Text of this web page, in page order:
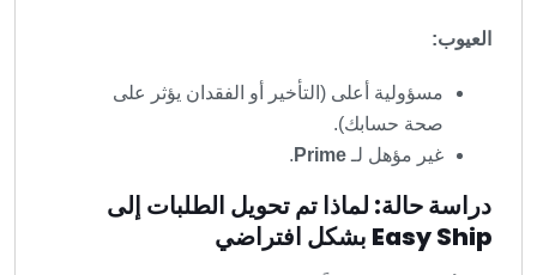
العيوب:
مسؤولية أعلى (التأخير أو الفقدان يؤثر على
صحة حسابك).
غير مؤهل لـ Prime
.
دراسة حالة: لماذا تم تحويل الطلبات إلى
Easy Ship بشكل افتراضي